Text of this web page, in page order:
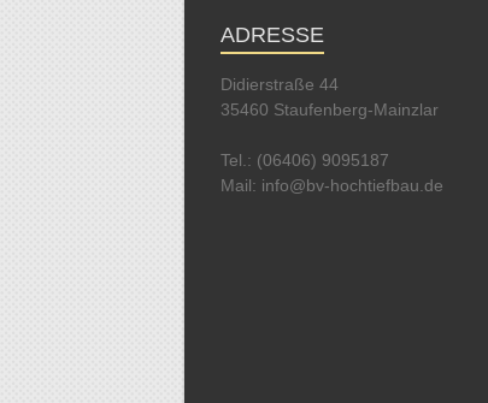
ADRESSE
Didierstraße 44
35460 Staufenberg-Mainzlar
Tel.: (06406) 9095187
Mail: info@bv-hochtiefbau.de